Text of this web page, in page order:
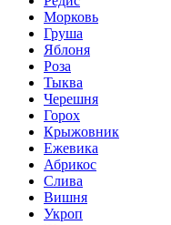
Морковь
Груша
Яблоня
Роза
Тыква
Черешня
Горох
Крыжовник
Ежевика
Абрикос
Слива
Вишня
Укроп